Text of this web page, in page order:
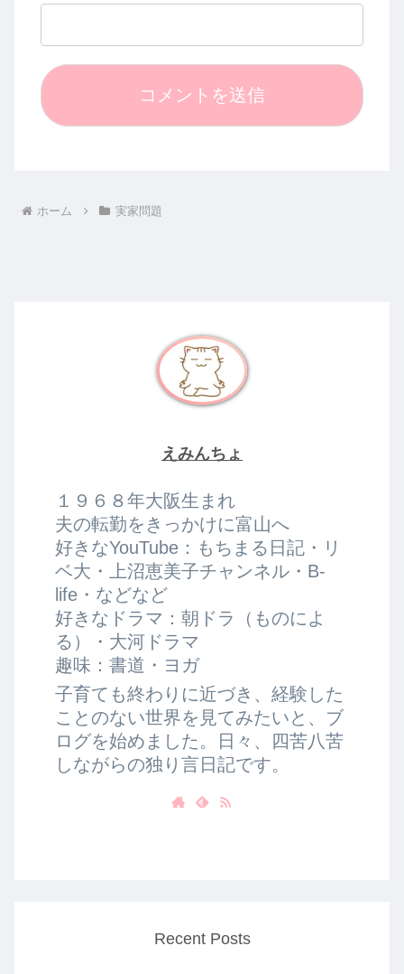
ホーム 実家問題
えみんちょ
１９６８年大阪生まれ
夫の転勤をきっかけに富山へ
好きなYouTube：もちまる日記・リ
ベ大・上沼恵美子チャンネル・B-
life・などなど
好きなドラマ：朝ドラ（ものによ
る）・大河ドラマ
趣味：書道・ヨガ
子育ても終わりに近づき、経験した
ことのない世界を見てみたいと、ブ
ログを始めました。日々、四苦八苦
しながらの独り言日記です。
Recent Posts